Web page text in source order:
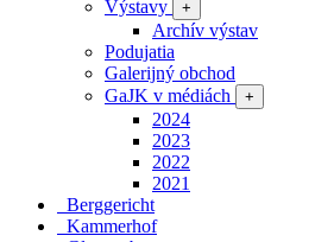
Výstavy
+
Archív výstav
Podujatia
Galerijný obchod
GaJK v médiách
+
2024
2023
2022
2021
Berggericht
Kammerhof